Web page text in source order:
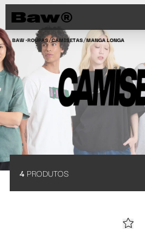
Camisetas Streetwear Baw: o básico que
BAW •ROUPAS/CAMISETAS/MANGA LONGA
4 PRODUTOS